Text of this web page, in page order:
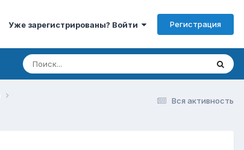
Уже зарегистрированы? Войти Регистрация
Вся активность